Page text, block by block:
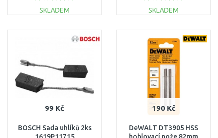
SKLADEM SKLADEM
Porovnat
99 Kč
BOSCH Sada uhlíků 2ks
190 Kč
DeWALT DT3905 HSS